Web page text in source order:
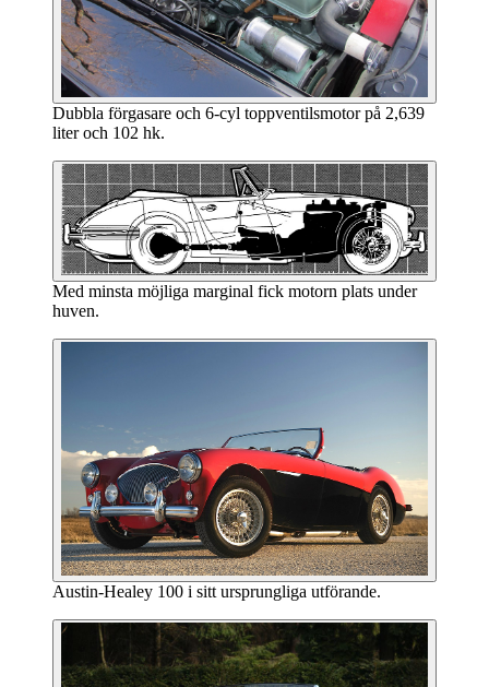
Dubbla förgasare och 6-cyl toppventilsmotor på 2,639
liter och 102 hk.
Med minsta möjliga marginal fick motorn plats under
huven.
Austin-Healey 100 i sitt ursprungliga utförande.